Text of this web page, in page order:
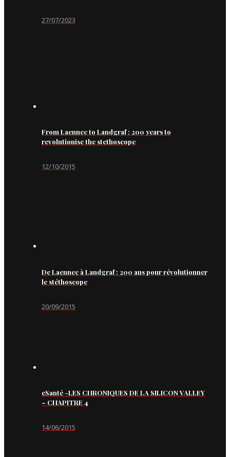
27/07/2023
From Laennec to Landgraf : 200 years to
revolutionise the stethoscope
12/10/2015
De Laennec à Landgraf : 200 ans pour révolutionner
le stéthoscope
20/09/2015
eSanté -LES CHRONIQUES DE LA SILICON VALLEY
– CHAPITRE 4
14/06/2015